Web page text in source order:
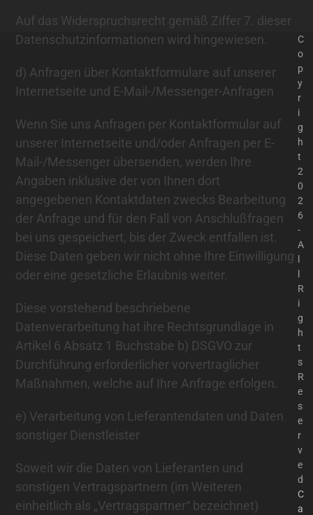
Auf das Widerspruchsrecht gemäß Ziffer 7. dieser
Datenschutzinformationen wird hingewiesen.
d) Anfragen über Kontaktformulare auf unserer
Internetseite und E-Mail-/Messenger-Anfragen
Wenn Sie uns Anfragen per Kontaktformular auf
unserer Internetseite und/oder Anfragen per E-
Mail-/Messenger übersenden, werden Ihre
Angaben inklusive der von Ihnen dort
angegebenen Kontaktdaten zwecks Bearbeitung
der Anfrage und für den Fall von Anschlußfragen
bei uns gespeichert, bis der Zweck entfallen ist.
Diese Daten geben wir nicht ohne Ihre Einwilligung
oder eine gesetzliche Erlaubnis weiter.
Diese vorstehend beschriebene
Datenverarbeitung hat ihre Rechtsgrundlage in
Artikel 6 Absatz 1 Buchstabe b) DSGVO zur
Durchführung erforderlicher vorvertraglicher
Maßnahmen, welche auf Ihre Anfrage erfolgen.
e) Verarbeitung von Lieferantendaten und Daten
sonstiger Dienstleister
Soweit wir die Daten von Lieferanten und
sonstigen Vertragspartnern (im Weiteren
einheitlich als „Vertragspartner“ bezeichnet)
C
o
p
y
r
i
g
h
t
2
0
2
6
-
A
R
i
g
h
t
s
R
e
s
e
r
v
e
d
C
a